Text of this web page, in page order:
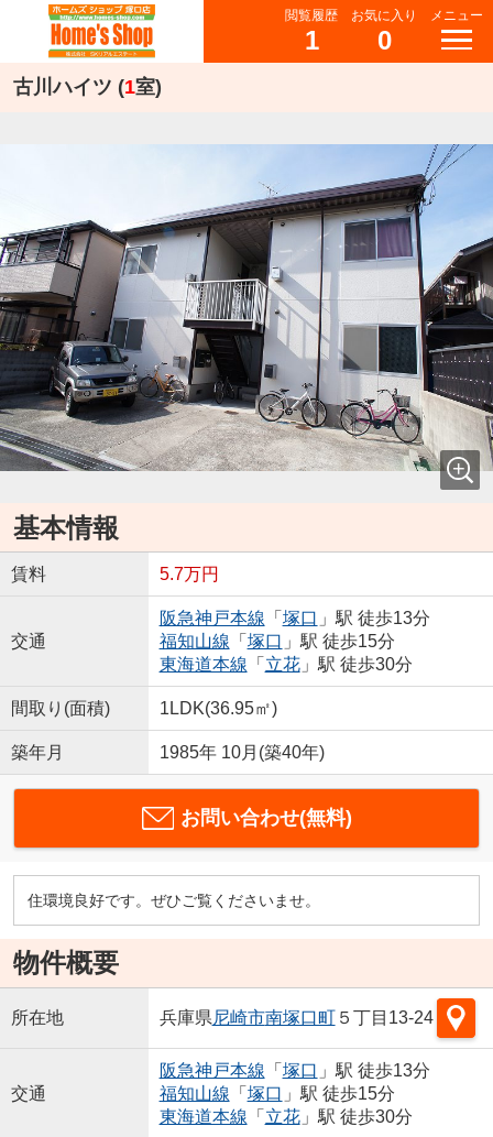
閲覧履歴
1
お気に入り
0
メニュー
古川ハイツ (1室)
基本情報
賃料 5.7万円
交通
阪急神戸本線 「 塚口 」駅 徒歩13分
福知山線 「 塚口 」駅 徒歩15分
東海道本線 「 立花」駅 徒歩30分
間取り(面積) 1LDK(36.95㎡)
築年月 1985年 10月(築40年)
お問い合わせ(無料)
住環境良好です。ぜひご覧くださいませ。
物件概要
所在地 兵庫県尼崎市南塚口町５丁目13-24
交通
阪急神戸本線 「 塚口 」駅 徒歩13分
福知山線 「 塚口 」駅 徒歩15分
東海道本線 「 立花」駅 徒歩30分